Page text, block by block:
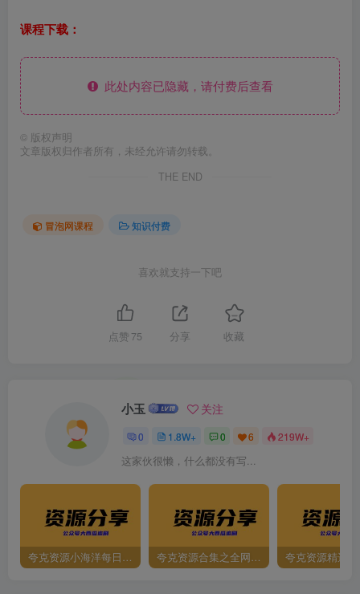
课程下载：
此处内容已隐藏，请付费后查看
© 版权声明
文章版权归作者所有，未经允许请勿转载。
THE END
冒泡网课程 知识付费
喜欢就支持一下吧
点赞 75 分享 收藏
小玉 关注
0 1.8W+ 0 6 219W+
这家伙很懒，什么都没有写...
夸克资源小海洋每日更新资源大汇总（持续更新） 夸克资源合集之全网影视 夸克资源精选